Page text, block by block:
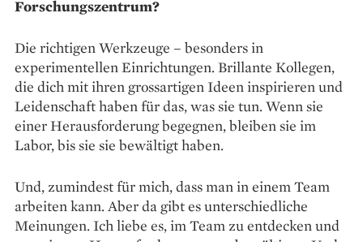
Forschungszentrum?
Die richtigen Werkzeuge – besonders in
experimentellen Einrichtungen. Brillante Kollegen,
die dich mit ihren grossartigen Ideen inspirieren und
Leidenschaft haben für das, was sie tun. Wenn sie
einer Herausforderung begegnen, bleiben sie im
Labor, bis sie sie bewältigt haben.
Und, zumindest für mich, dass man in einem Team
arbeiten kann. Aber da gibt es unterschiedliche
Meinungen. Ich liebe es, im Team zu entdecken und